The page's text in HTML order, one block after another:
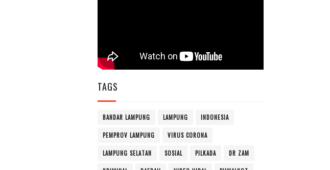
TAGS
BANDAR LAMPUNG LAMPUNG INDONESIA
PEMPROV LAMPUNG VIRUS CORONA
LAMPUNG SELATAN SOSIAL PILKADA DR ZAM